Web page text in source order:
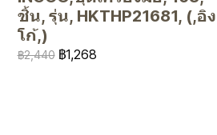
ชิ้น, รุ่น, HKTHP21681, (,อิง
โก้,)
฿2,440 ฿1,268